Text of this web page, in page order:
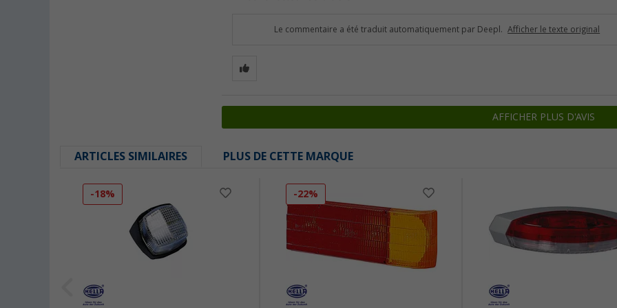
Le commentaire a été traduit automatiquement par Deepl. Afficher le texte original
AFFICHER PLUS D'AVIS
ARTICLES SIMILAIRES PLUS DE CETTE MARQUE
-18% -22%